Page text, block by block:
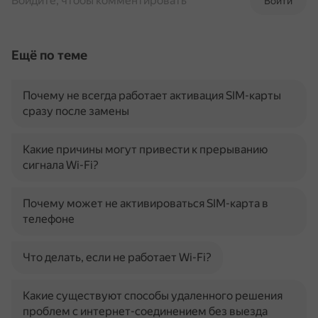
Ещё по теме
Почему не всегда работает активация SIM-карты
сразу после замены
Какие причины могут привести к прерыванию
сигнала Wi-Fi?
Почему может не активироваться SIM-карта в
телефоне
Что делать, если не работает Wi-Fi?
Какие существуют способы удаленного решения
проблем с интернет-соединением без выезда